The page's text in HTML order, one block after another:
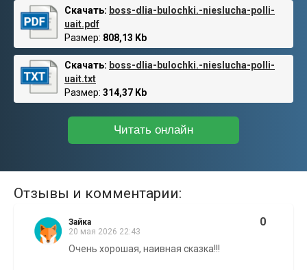
Скачать: boss-dlia-bulochki.-nieslucha-polli-
uait.pdf
Размер: 808,13 Kb
Скачать: boss-dlia-bulochki.-nieslucha-polli-
uait.txt
Размер: 314,37 Kb
Читать онлайн
Отзывы и комментарии:
Зайка
20 мая 2026 22:43
0
Очень хорошая, наивная сказка!!!